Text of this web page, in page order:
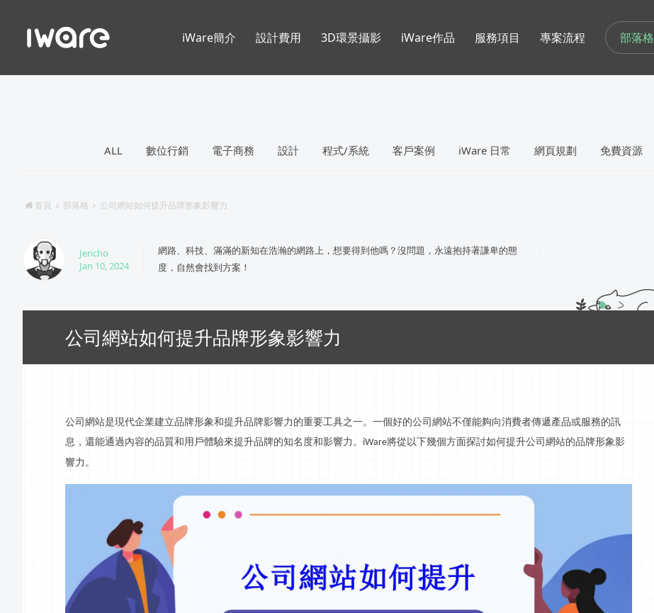
部落格
ALL 數位行銷 電子商務 設計 程式/系統 客戶案例 iWare 日常 網頁規劃 免費資源
首頁 部落格 公司網站如何提升品牌形象影響力
Jericho
Jan 10, 2024
網路、科技、滿滿的新知在浩瀚的網路上，想要得到他嗎？沒問題，永遠抱持著謙卑的態
度，自然會找到方案！
公司網站如何提升品牌形象影響力
公司網站是現代企業建立品牌形象和提升品牌影響力的重要工具之一。一個好的公司網站不僅能夠向消費者傳遞產品或服務的訊
息 ，還能通過內容的品質和用戶體驗來提升品牌的知名度和影響力。 iWare將從以下幾個方面探討如何提升公司網站的品牌形象影
響力。